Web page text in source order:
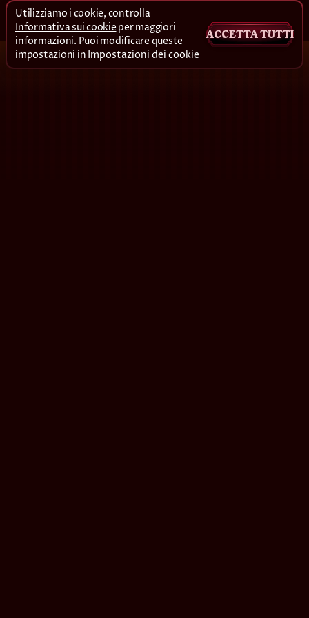
Utilizziamo i cookie, controlla
Informativa sui cookieper maggiori
informazioni. Puoi modificare queste
impostazioni in Impostazioni dei cookie
ACCETTA TUTTI